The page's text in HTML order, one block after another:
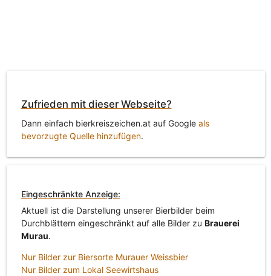
Zufrieden mit dieser Webseite?
Dann einfach bierkreiszeichen.at auf Google als
bevorzugte Quelle hinzufügen.
Eingeschränkte Anzeige:
Aktuell ist die Darstellung unserer Bierbilder beim
Durchblättern eingeschränkt auf alle Bilder zu Brauerei
Murau.
Nur Bilder zur Biersorte Murauer Weissbier
Nur Bilder zum Lokal Seewirtshaus